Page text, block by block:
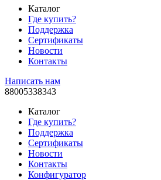
Каталог
Где купить?
Поддержка
Сертификаты
Новости
Контакты
Написать нам
88005338343
Каталог
Где купить?
Поддержка
Сертификаты
Новости
Контакты
Конфигуратор